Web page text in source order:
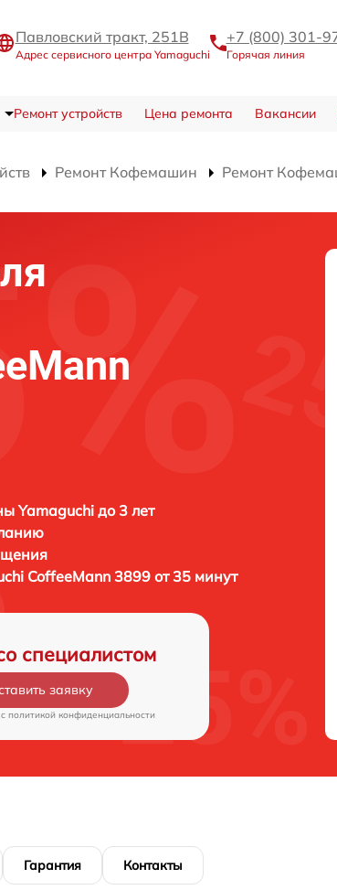
Павловский тракт, 251В
Адрес сервисного центра Yamaguchi
+7 (800) 301-
Горячая линия
Ремонт устройств Цена ремонта Вакансии
Ремонт Кофемашин Ремонт
Yamaguchi до 3 лет
CoffeeMann 3899 от 35 минут
специалистом
заявку
политикой конфиденциальности
Гарантия Контакты